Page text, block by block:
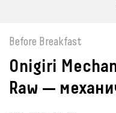
Before Breakfast
Onigiri
Raw —